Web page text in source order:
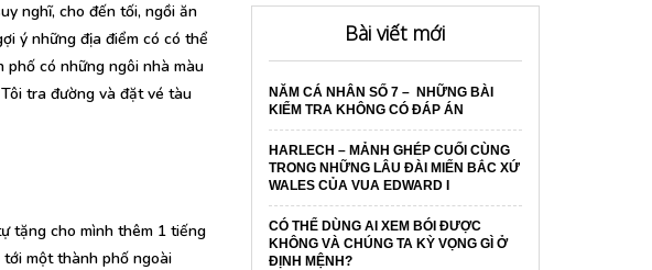
nghĩ, cho đến tối, ngồi ăn
ý những địa điểm có có thể
phố có những ngôi nhà màu
tra đường và đặt vé tàu
tặng cho mình thêm 1 tiếng
một thành phố ngoài
Bài viết mới
NĂM CÁ NHÂN SỐ 7 – NHỮNG BÀI
KIỂM TRA KHÔNG CÓ ĐÁP ÁN
HARLECH – MẢNH GHÉP CUỐI CÙNG
TRONG NHỮNG LÂU ĐÀI MIẾN BẮC XỨ
WALES CỦA VUA EDWARD I
CÓ THỂ DÙNG AI XEM BÓI ĐƯỢC
KHÔNG VÀ CHÚNG TA KỲ VỌNG GÌ Ở
ĐỊNH MỆNH?